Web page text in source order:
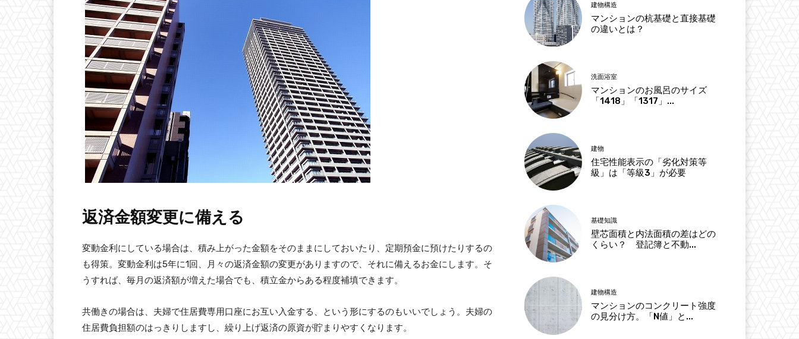
返済金額変更に備える
変動金利にしている場合は、積み上がった金額をそのままにしておいたり、定期預金に預けたりするの
も得策。変動金利は5年に1回、月々の返済金額の変更がありますので、それに備えるお金にします。そ
うすれば、毎月の返済額が増えた場合でも、積立金からある程度補填できます。
共働きの場合は、夫婦で住居費専用口座にお互い入金する、という形にするのもいいでしょう。夫婦の
住居費負担額のはっきりしますし、繰り上げ返済の原資が貯まりやすくなります。
建物構造
マンションの杭基礎と直接基礎
の違いとは？
洗面浴室
マンションのお風呂のサイズ
「1418」「1317」...
建物
住宅性能表示の「劣化対策等
級」は「等級3」が必要
基礎知識
壁芯面積と内法面積の差はどの
くらい？ 登記簿と不動...
建物構造
マンションのコンクリート強度
の見分け方。「N値」と...